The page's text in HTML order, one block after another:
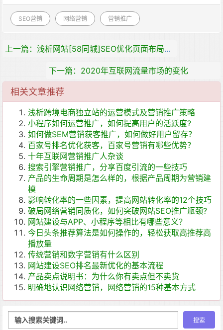
SEO营销 网络营销 营销推广
上一篇：浅析网站[58同城]SEO优化页面布局技巧
下一篇：2020年互联网流量市场的变化
相关文章推荐
浅析跨境电商独立站的运营模式及营销推广策略
小程序如何运营推广，如何提高用户的活跃度?
如何做SEM营销获客推广，如何做好用户留存？
百家号排名优化获客，百家号营销有哪些优势？
十年互联网营销推广人杂谈
搜索引擎营销推广，分享百度引流的一些技巧
产品的生命周期是怎么样的，根据产品周期为营销建
模
影响转化率的一些因素，提高网站转化率的12个技巧
破局网络营销同质化，如何突破网站SEO推广瓶颈?
网站建设与APP、小程序等相比有哪些意义？
今日头条推荐算法是如何操作的，轻松获取高推荐高
播放量
传统营销和数字营销有什么区别
网站建设SEO排名最新优化的基本流程
产品卖点说明书：为什么你有卖点但不卖货
明确地认识网络营销，网络营销的15种基本方式